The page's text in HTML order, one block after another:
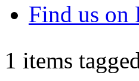
Find us on
1 items